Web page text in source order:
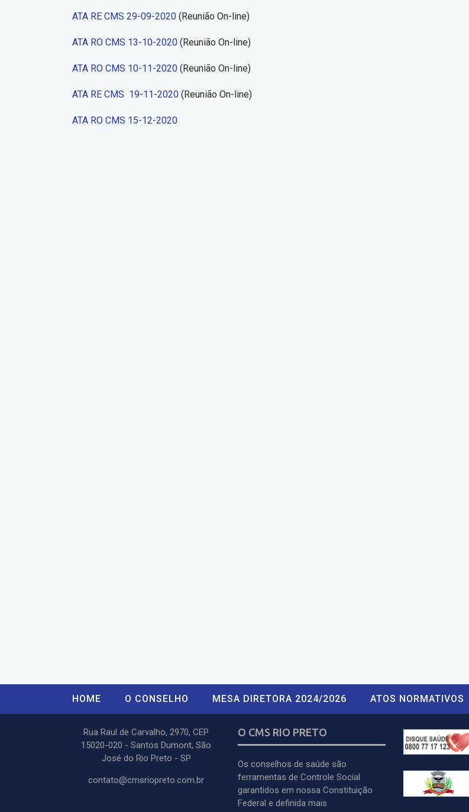
ATA RE CMS 29-09-2020 (Reunião On-line)
ATA RO CMS 13-10-2020 (Reunião On-line)
ATA RO CMS 10-11-2020 (Reunião On-line)
ATA RE CMS 19-11-2020 (Reunião On-line)
ATA RO CMS 15-12-2020
Dicas
dengue
HOME O CONSELHO MESA DIRETORA 2024/2026 ATOS NORMATIVOS
Rua Raul de Carvalho, 2970, CEP
15020-020 - Santos Dumont, São
José do Rio Preto - SP
contato@cmsriopreto.com.br
O CMS RIO PRETO
Os conselhos de saúde são
ferramentas de Controle Social
garantidos em nossa Constituição
Federal e definida mais